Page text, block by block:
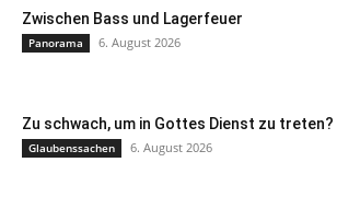
Zwischen Bass und Lagerfeuer
Panorama 6. August 2026
Zu schwach, um in Gottes Dienst zu treten?
Glaubenssachen 6. August 2026